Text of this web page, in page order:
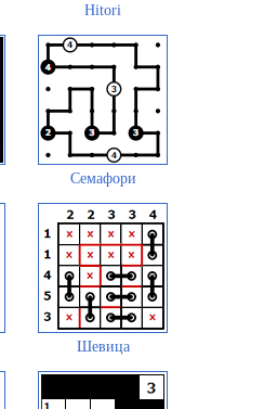
Hitori
Семафори
Шевица